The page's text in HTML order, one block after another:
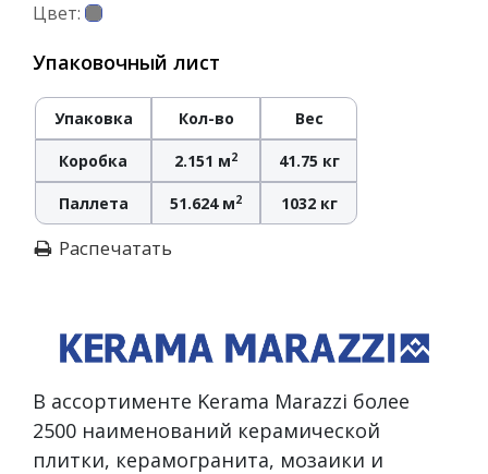
Цвет:
Упаковочный лист
Упаковка Кол-во Вес
Коробка 2.151 м2 41.75 кг
Паллета 51.624 м2 1032 кг
Распечатать
В ассортименте Kerama Marazzi более
2500 наименований керамической
плитки, керамогранита, мозаики и